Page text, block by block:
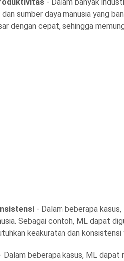
- Dalam banyak
sumber daya manusia yang
dengan cepat, sehingga
- Dalam beberapa
Sebagai contoh, ML dapat
keakuratan dan konsistensi
- Dalam beberapa kasus, ML dapat